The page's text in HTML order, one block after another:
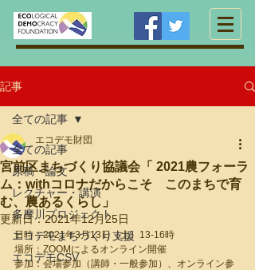
記事
全ての記事
原稿・論文
レクチャー・講演
多摩川プロジェクト
エコデモまちづくり支援
エコデモCSV
全ての記事
宮前区まちづくり協議会「 2021農フォーラ
ム：withコロナだからこそ このまちで育
む、農あるくらし」
エコデモ財団
更新日：2021年12月25日
日時：2021年3月13日（土）13-16時
場所：ZOOMによるオンライン開催
参加：会場参加（講師・一般参加）、オンライン参